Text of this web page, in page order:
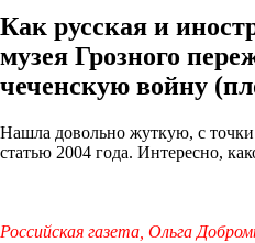
Как русская и
музея Грозного
чеченскую войну
Нашла довольно жуткую, с точки
статью 2004 года. Интересно,
Российская газета, Ольга